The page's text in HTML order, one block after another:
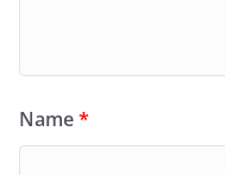
Name*